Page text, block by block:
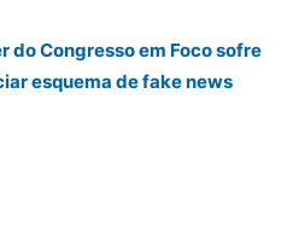
do Congresso em Foco sofre
esquema de fake news